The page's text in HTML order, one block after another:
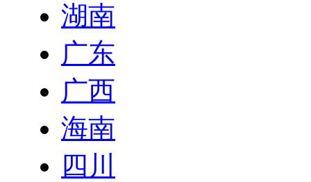
湖南
广东
广西
海南
四川